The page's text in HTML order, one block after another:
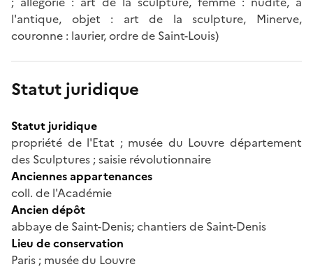
l'antique, objet : art de la sculpture, Minerve,
couronne : laurier, ordre de Saint-Louis)
Statut juridique
Statut juridique
propriété de l'Etat ; musée du Louvre département
des Sculptures ; saisie révolutionnaire
Anciennes appartenances
coll. de l'Académie
Ancien dépôt
abbaye de Saint-Denis; chantiers de Saint-Denis
Lieu de conservation
Paris ; musée du Louvre